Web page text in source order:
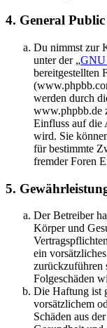
4. General Public
Du nimmst zur
unter der „GNU
bereitgestellten
werden durch
www.phpbb.de
Einfluss auf die
wird. Sie
für bestimmte
fremder Foren
5.
Der Betreiber
Körper und
ein
zurückzuführen
Folgeschäden
Die Haftung ist
vorsätzlichem
Schäden aus